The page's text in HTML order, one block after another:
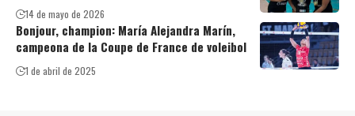
14 de mayo de 2026
Bonjour, champion: María Alejandra Marín,
campeona de la Coupe de France de voleibol
1 de abril de 2025